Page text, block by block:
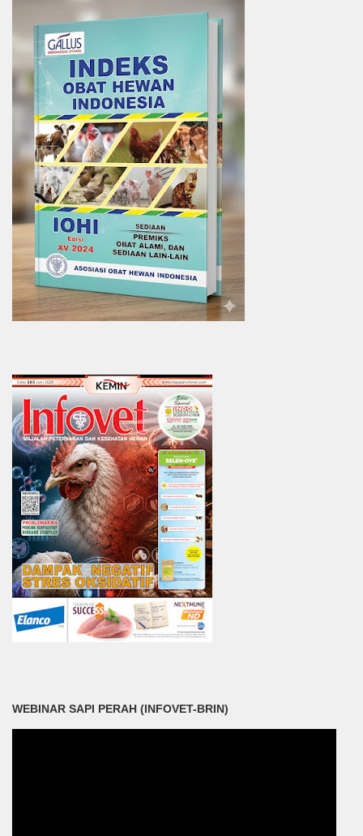
WEBINAR SAPI PERAH (INFOVET-BRIN)